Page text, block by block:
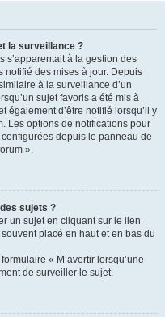
la surveillance ?
s’apparentait à la gestion des
notifié des mises à jour. Depuis
à la surveillance d’un
sujet favoris a été mis à
également d’être notifié lorsqu’il y
Les options de notifications pour
depuis le panneau de
».
sujets ?
un sujet en cliquant sur le lien
placé en haut et en bas du
« M’avertir lorsqu’une
de surveiller le sujet.